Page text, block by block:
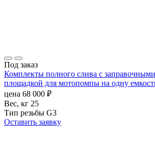
Под заказ
Комплекты полного слива с
площадкой для мотопомпы на одну
цена 68 000 ₽
Вес, кг 25
Тип резьбы G3
Оставить заявку